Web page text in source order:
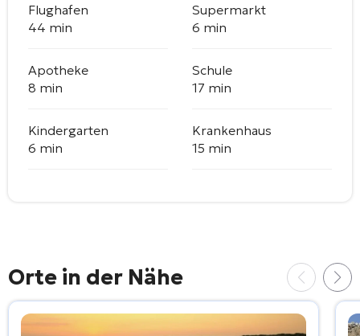
Flughafen
44 min
Supermarkt
6 min
Apotheke
8 min
Schule
17 min
Kindergarten
6 min
Krankenhaus
15 min
Orte in der Nähe